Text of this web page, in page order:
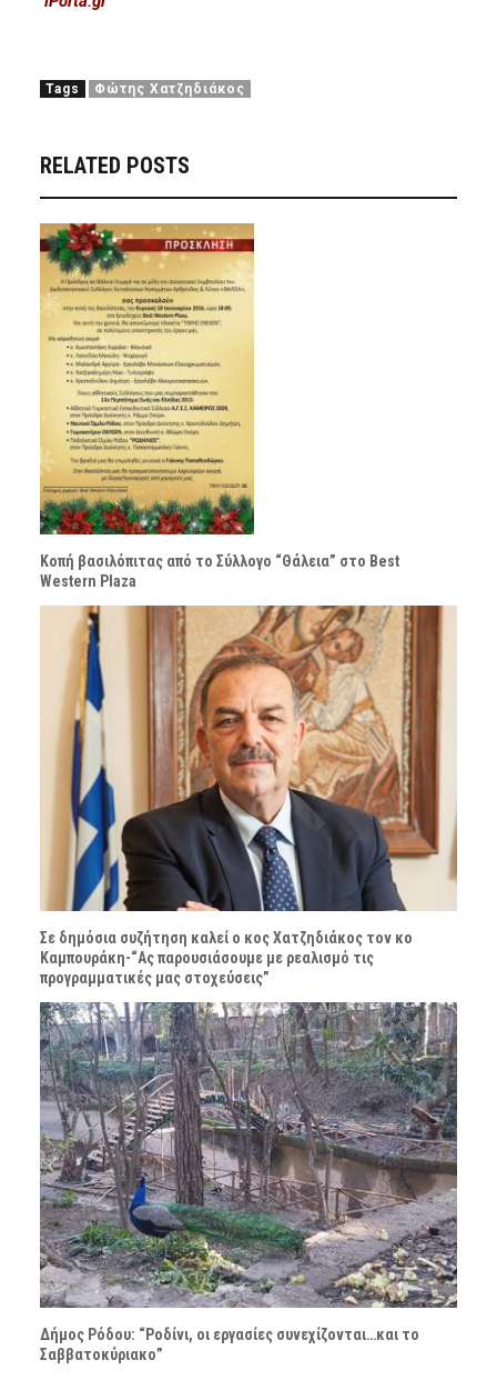
Tags Φώτης Χατζηδιάκος
RELATED POSTS
Κοπή βασιλόπιτας από το Σύλλογο “Θάλεια” στο Best
Western Plaza
Σε δημόσια συζήτηση καλεί ο κος Χατζηδιάκος τον κο
Καμπουράκη-“Ας παρουσιάσουμε με ρεαλισμό τις
προγραμματικές μας στοχεύσεις”
Δήμος Ρόδου: “Ροδίνι, οι εργασίες συνεχίζονται…και το
Σαββατοκύριακο”